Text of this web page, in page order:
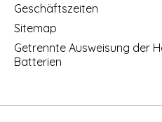
Geschäftszeiten
Sitemap
Getrennte Ausweisung der
Batterien